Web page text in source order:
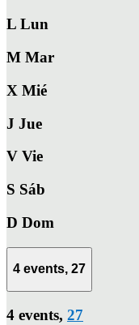
L Lun
M Mar
X Mié
J Jue
V Vie
S Sáb
D Dom
4 events, 27
4 events, 27